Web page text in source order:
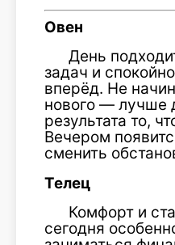
Овен
День
задач и
вперёд. Не
нового — лучше
результата то,
Вечером
сменить
Телец
Комфорт и
сегодня